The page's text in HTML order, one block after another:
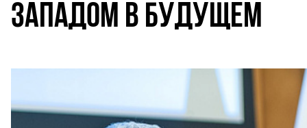
ЗАПАДОМ В БУДУЩЕМ